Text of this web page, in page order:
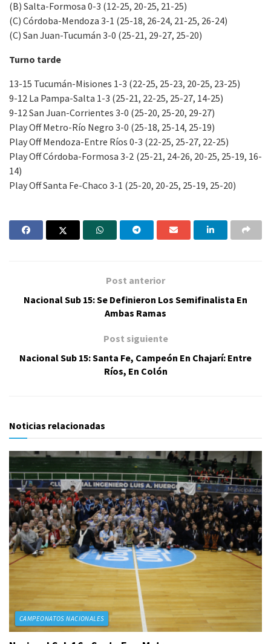
(B) Salta-Formosa 0-3 (12-25, 20-25, 21-25)
(C) Córdoba-Mendoza 3-1 (25-18, 26-24, 21-25, 26-24)
(C) San Juan-Tucumán 3-0 (25-21, 29-27, 25-20)
Turno tarde
13-15 Tucumán-Misiones 1-3 (22-25, 25-23, 20-25, 23-25)
9-12 La Pampa-Salta 1-3 (25-21, 22-25, 25-27, 14-25)
9-12 San Juan-Corrientes 3-0 (25-20, 25-20, 29-27)
Play Off Metro-Río Negro 3-0 (25-18, 25-14, 25-19)
Play Off Mendoza-Entre Ríos 0-3 (22-25, 25-27, 22-25)
Play Off Córdoba-Formosa 3-2 (25-21, 24-26, 20-25, 25-19, 16-
14)
Play Off Santa Fe-Chaco 3-1 (25-20, 20-25, 25-19, 25-20)
Post anterior
Nacional Sub 15: Se Definieron Los Semifinalista En
Ambas Ramas
Post siguiente
Nacional Sub 15: Santa Fe, Campeón En Chajarí: Entre
Ríos, En Colón
Noticias relacionadas
CAMPEONATOS NACIONALES